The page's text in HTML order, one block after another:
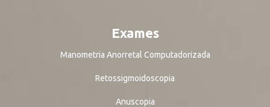
Exames
Manometria Anorretal Computadorizada
Retossigmoidoscopia
Anuscopia